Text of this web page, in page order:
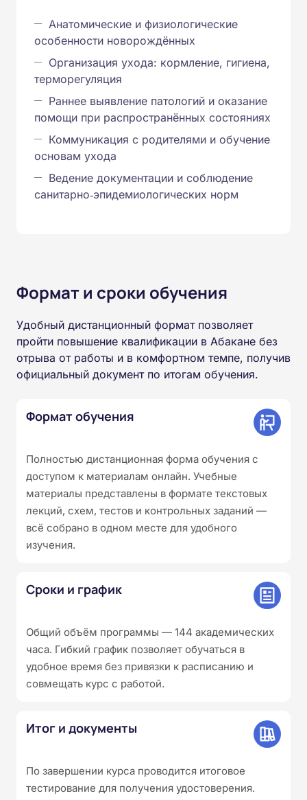
Анатомические и физиологические
особенности новорождённых
Организация ухода: кормление, гигиена,
терморегуляция
Раннее выявление патологий и оказание
помощи при распространённых состояниях
Коммуникация с родителями и обучение
основам ухода
Ведение документации и соблюдение
санитарно‑эпидемиологических норм
Формат и сроки обучения
Удобный дистанционный формат позволяет
пройти повышение квалификации в Абакане без
отрыва от работы и в комфортном темпе, получив
официальный документ по итогам обучения.
Формат обучения
Полностью дистанционная форма обучения с
доступом к материалам онлайн. Учебные
материалы представлены в формате текстовых
лекций, схем, тестов и контрольных заданий —
всё собрано в одном месте для удобного
изучения.
Сроки и график
Общий объём программы — 144 академических
часа. Гибкий график позволяет обучаться в
удобное время без привязки к расписанию и
совмещать курс с работой.
Итог и документы
По завершении курса проводится итоговое
тестирование для получения удостоверения.